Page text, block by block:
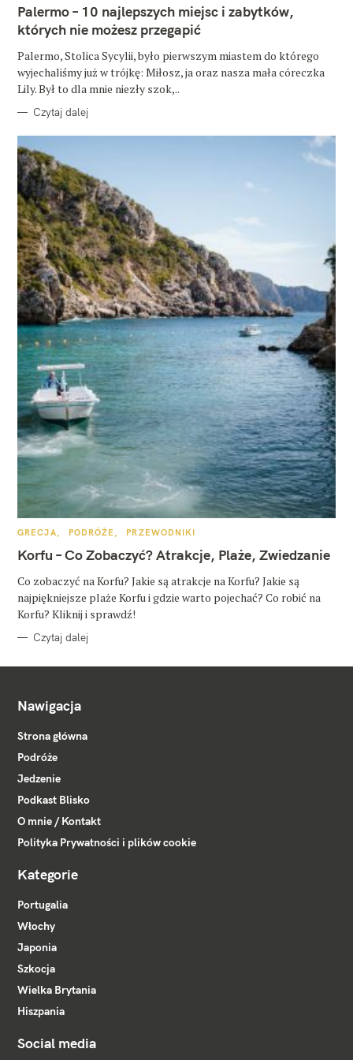
G
R
Palermo – 10 najlepszych miejsc i zabytków,
których nie możesz przegapić
Palermo, Stolica Sycylii, było pierwszym miastem do którego
wyjechaliśmy już w trójkę: Miłosz, ja oraz nasza mała córeczka
Lily. Był to dla mnie niezły szok,..
Czytaj dalej
K
T
E
O
R
I
GRECJA PODRÓŻE PRZEWODNIKI
Korfu – Co Zobaczyć? Atrakcje, Plaże, Zwiedzanie
Co zobaczyć na Korfu? Jakie są atrakcje na Korfu? Jakie są
najpiękniejsze plaże Korfu i gdzie warto pojechać? Co robić na
Korfu? Kliknij i sprawdź!
Czytaj dalej
Nawigacja
Strona główna
Podróże
Jedzenie
Podkast Blisko
O mnie / Kontakt
Polityka Prywatności i plików cookie
Kategorie
Portugalia
Włochy
Japonia
Szkocja
Wielka Brytania
Hiszpania
Social media